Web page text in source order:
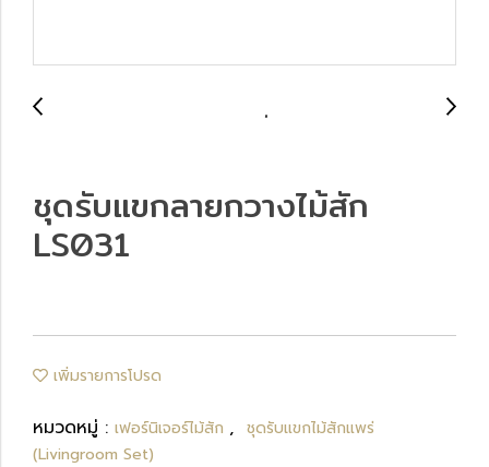
ชุดรับแขกลายกวางไม้สัก
LS031
เพิ่มรายการโปรด
หมวดหมู่ : เฟอร์นิเจอร์ไม้สัก , ชุดรับแขกไม้สักแพร่
(Livingroom Set)